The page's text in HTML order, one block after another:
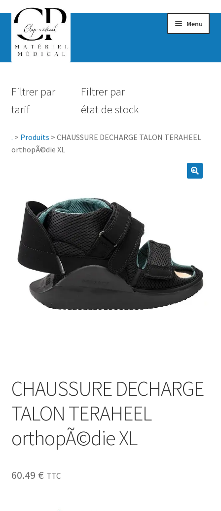
Menu
Hygiène
Rééducation
Vêtements & Chaussures
Sécurité
Pro.
0.00 €
Filtrer par
tarif
Filtrer par
état de stock
. > Produits > CHAUSSURE DECHARGE TALON TERAHEEL
orthopÃ©die XL
CHAUSSURE DECHARGE
TALON TERAHEEL
orthopÃ©die XL
60.49 € TTC